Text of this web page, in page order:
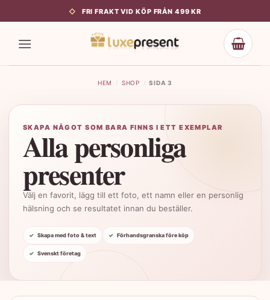
to
content
FRI FRAKT VID KÖP FRÅN 499 KR
HEM / SHOP / SIDA 3
SKAPA NÅGOT SOM BARA FINNS I ETT EXEMPLAR
Alla personliga
presenter
Välj en favorit, lägg till ett foto, ett namn eller en personlig
hälsning och se resultatet innan du beställer.
Skapa med foto & text Förhandsgranska före köp
Svenskt företag